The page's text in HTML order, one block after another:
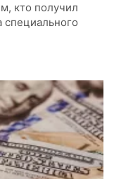
кто получил
специального